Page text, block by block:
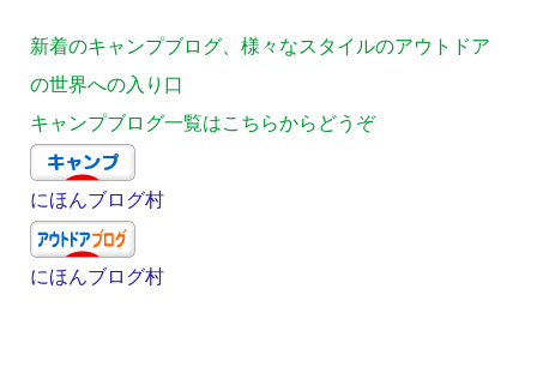
新着のキャンプブログ、様々なスタイルのアウトドア
の世界への入り口
キャンプブログ一覧はこちらからどうぞ
にほんブログ村
にほんブログ村